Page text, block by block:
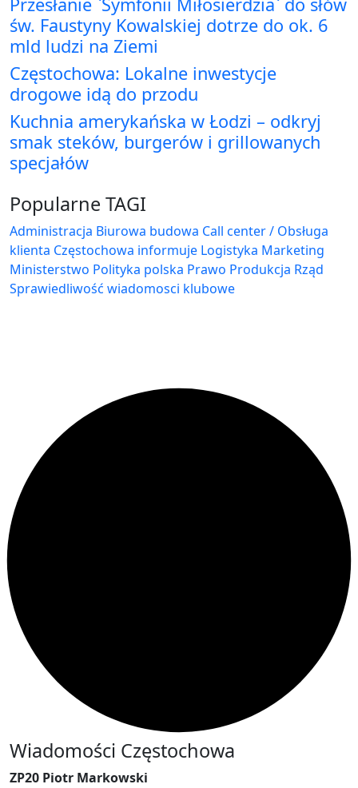
św. Faustyny Kowalskiej dotrze do ok. 6
mld ludzi na Ziemi
Częstochowa: Lokalne inwestycje
drogowe idą do przodu
Kuchnia amerykańska w Łodzi – odkryj
smak steków, burgerów i grillowanych
specjałów
Popularne TAGI
Administracja Biurowa budowa Call center / Obsługa
klienta Częstochowa informuje Logistyka Marketing
Ministerstwo Polityka polska Prawo Produkcja Rząd
Sprawiedliwość wiadomosci klubowe
Wiadomości Częstochowa
ZP20 Piotr Markowski